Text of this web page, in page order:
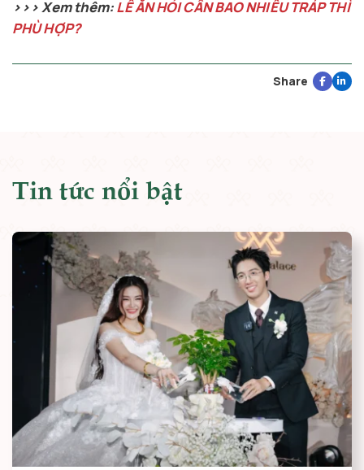
>>> Xem thêm:LỄ ĂN HỎI CẦN BAO NHIÊU TRÁP THÌ
PHÙ HỢP?
Share
Tin tức nổi bật